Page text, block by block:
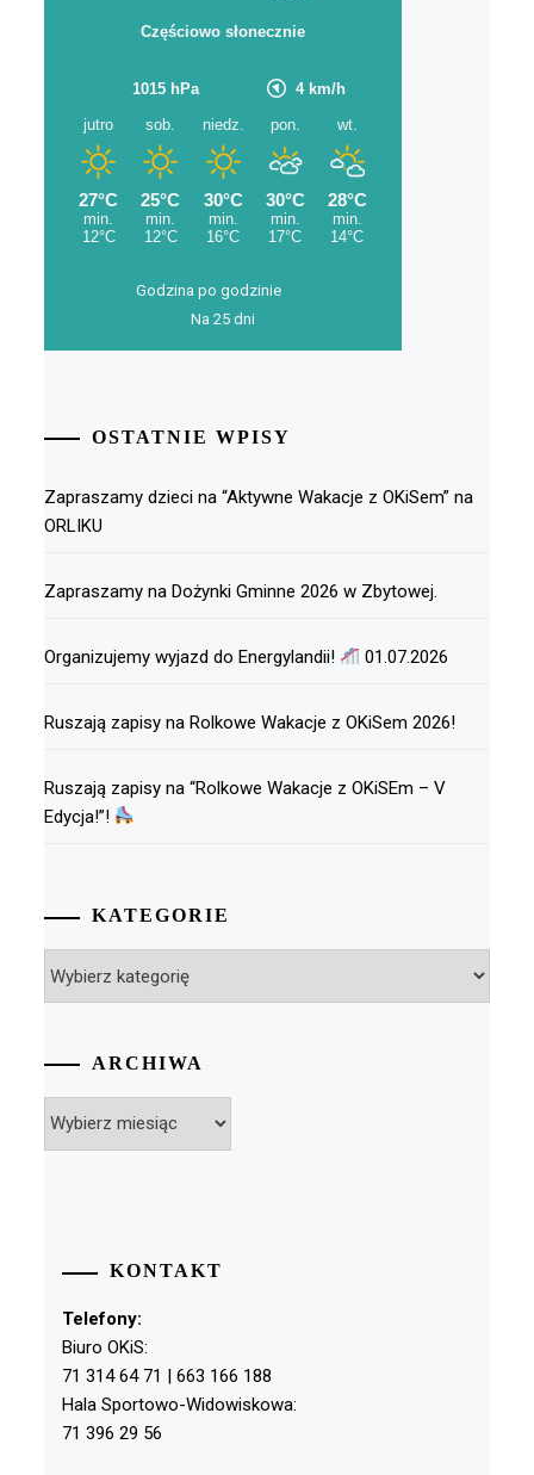
Godzina po godzinie
Na 25 dni
OSTATNIE WPISY
Zapraszamy dzieci na “Aktywne Wakacje z OKiSem” na
ORLIKU
Zapraszamy na Dożynki Gminne 2026 w Zbytowej.
Organizujemy wyjazd do Energylandii! 01.07.2026
Ruszają zapisy na Rolkowe Wakacje z OKiSem 2026!
Ruszają zapisy na “Rolkowe Wakacje z OKiSEm – V
Edycja!”!
KATEGORIE
ARCHIWA
KONTAKT
Telefony:
Biuro OKiS:
71 314 64 71 | 663 166 188
Hala Sportowo-Widowiskowa:
71 396 29 56